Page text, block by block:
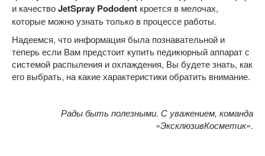
и качествоJetSpray Pododent кроется в мелочах,
которые можно узнать только в процессе работы.
Надеемся, что информация была познавательной и
теперь если Вам предстоит купить педикюрный аппарат с
системой распыления и охлаждения, Вы будете знать, как
его выбрать, на какие характеристики обратить внимание.
Рады быть полезными. С уважением, команда
«ЭксклюзивКосметик».